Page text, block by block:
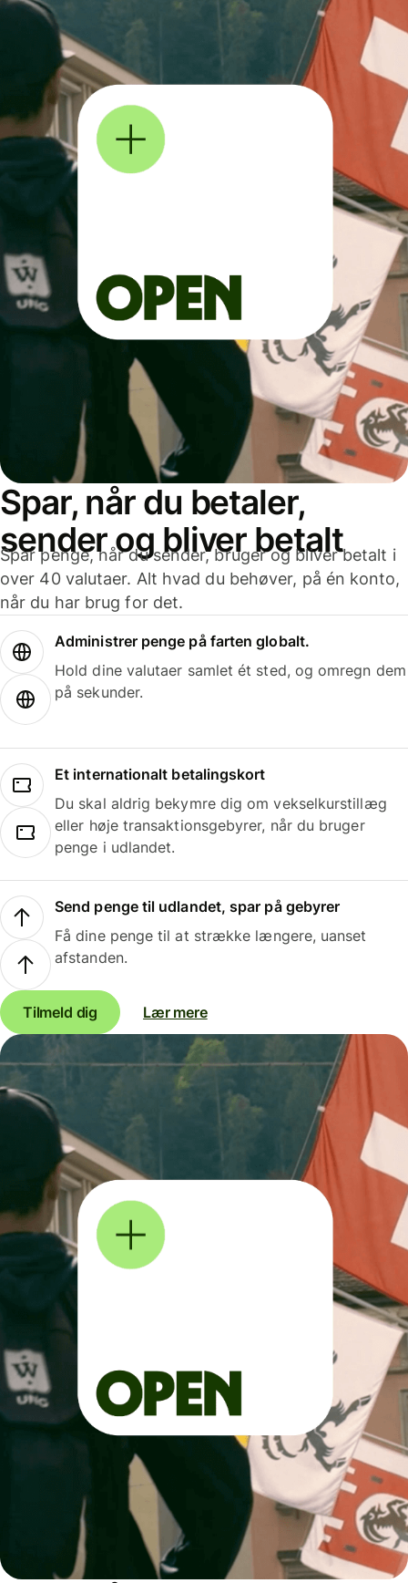
Spar, når du betaler,
sender og bliver betalt
Spar penge, når du sender, bruger og bliver betalt i
over 40 valutaer. Alt hvad du behøver, på én konto,
når du har brug for det.
Administrer penge på farten globalt.
Hold dine valutaer samlet ét sted, og omregn dem
på sekunder.
Et internationalt betalingskort
Du skal aldrig bekymre dig om vekselkurstillæg
eller høje transaktionsgebyrer, når du bruger
penge i udlandet.
Send penge til udlandet, spar på gebyrer
Få dine penge til at strække længere, uanset
afstanden.
Tilmeld dig Lær mere